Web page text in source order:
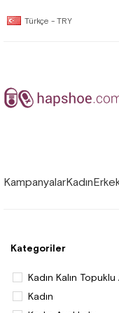
Türkçe - TRY
KampanyalarKadın
Kategoriler
Kadın Kalın Topuklu
Kadın